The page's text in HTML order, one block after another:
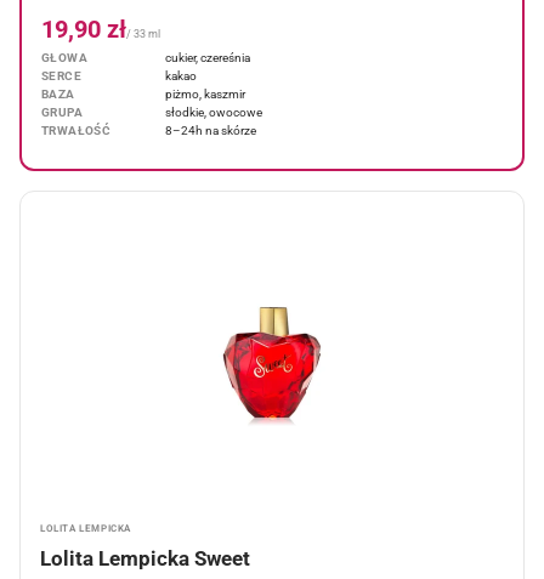
19,90 zł/ 33 ml
GŁOWA
cukier, czereśnia
SERCE
kakao
BAZA
piżmo, kaszmir
GRUPA
słodkie, owocowe
TRWAŁOŚĆ
8–24h na skórze
LOLITA LEMPICKA
Lolita Lempicka Sweet